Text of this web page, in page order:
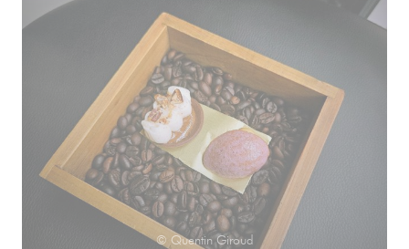
© Quentin Giroud